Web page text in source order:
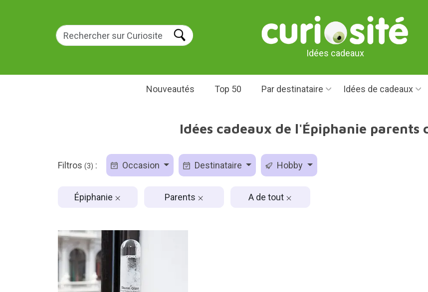
Idées cadeaux
Nouveautés Top 50 Par destinataire Idées de cadeaux
Idées cadeaux de l'Épiphanie parents
Filtros (3) : Occasion Destinataire Hobby
Épiphanie Parents A de tout